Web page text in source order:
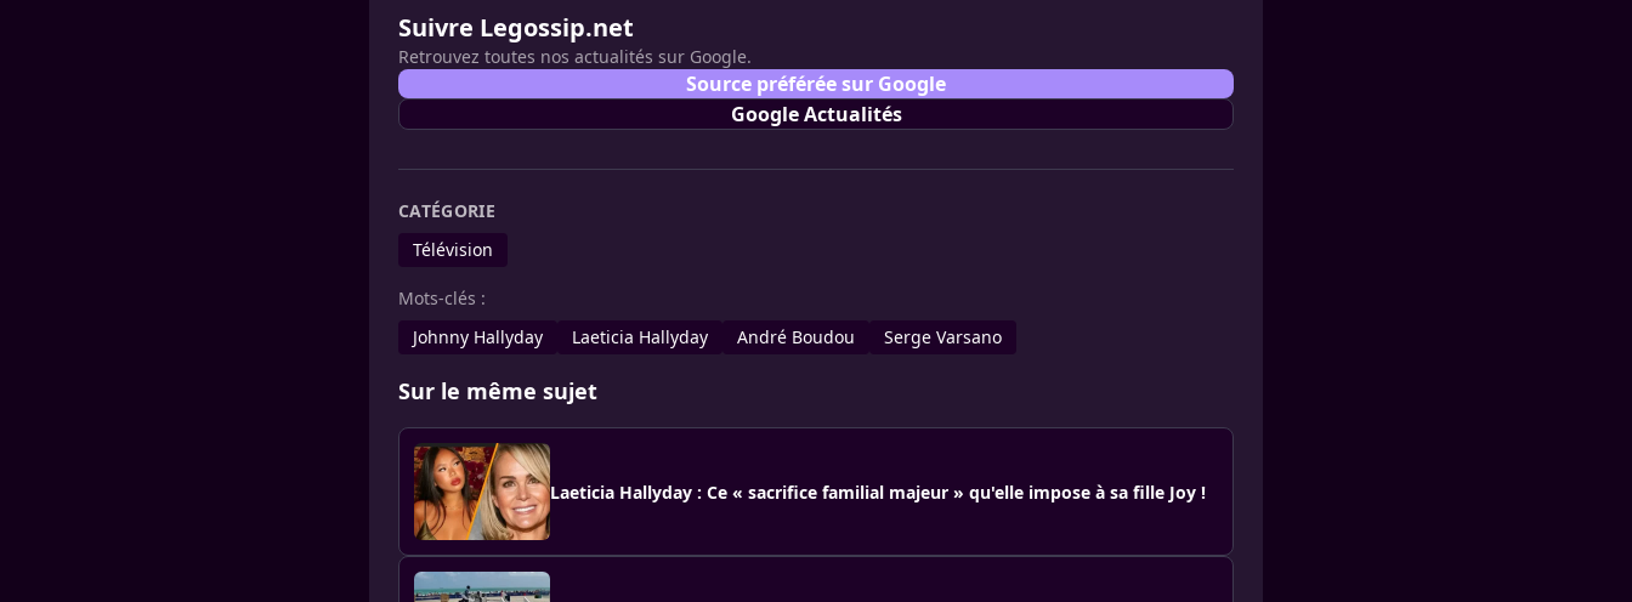
Suivre Legossip.net
Retrouvez toutes nos actualités sur Google.
Source préférée sur Google
Google Actualités
CATÉGORIE
Télévision
Mots-clés :
Johnny Hallyday
Laeticia Hallyday André Boudou Serge Varsano
Sur le même sujet
Laeticia Hallyday : Ce « sacrifice familial majeur » qu'elle impose à sa fille Joy !